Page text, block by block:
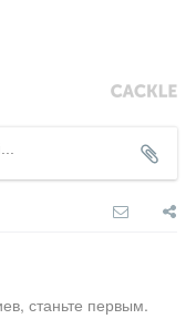
станьте первым.